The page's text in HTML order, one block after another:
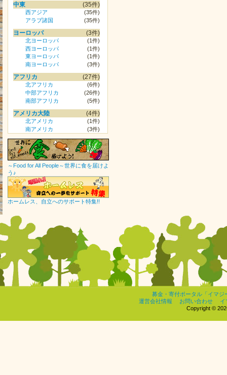
中東 (35件)
西アジア
(35件)
アラブ諸国
(35件)
ヨーロッパ (3件)
北ヨーロッパ
(1件)
西ヨーロッパ
(1件)
東ヨーロッパ
(1件)
南ヨーロッパ
(3件)
アフリカ (27件)
北アフリカ
(6件)
中部アフリカ
(26件)
南部アフリカ
(5件)
アメリカ大陸 (4件)
北アメリカ
(1件)
南アメリカ
(3件)
～Food for All People～世界に食を届けよ
う♪
ホームレス、自立へのサポート特集!!
募金・寄付ポータル「イマジ
運営会社情報
お問い合わせ
イ
Copyright ©